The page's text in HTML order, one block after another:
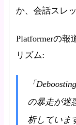
か、会話スレ
Platformerの報
リズム:
「
の暴走が迷
析していま